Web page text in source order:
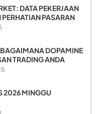
DATA PEKERJAAN
PASARAN
DOPAMINE
TRADING ANDA
2026 MINGGU